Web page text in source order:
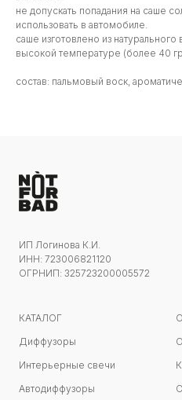
не допускать попадания на саше
использовать в автомобиле.
саше изготовлено из натурального
высокой температуре (более 40
состав: пальмовый воск,
ИП Логинова К.И.
ИНН: 723006821120
ОГРНИП: 325723200005572
КАТАЛОГ
Диффузоры
Интерьерные свечи
Автодиффузоры